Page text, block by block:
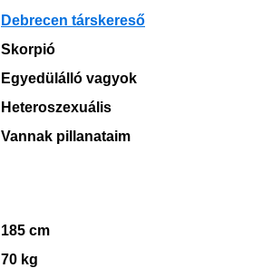
Debrecen társkereső
Skorpió
Egyedülálló vagyok
Heteroszexuális
Vannak pillanataim
185 cm
70 kg